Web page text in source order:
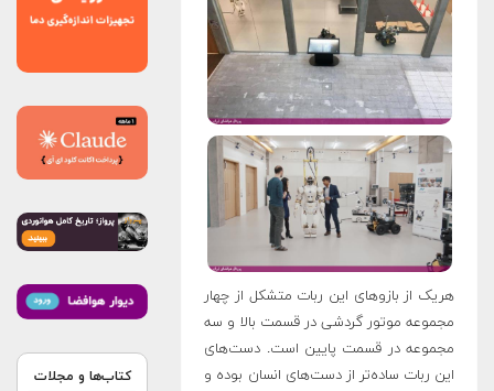
هریک از بازوهای این ربات متشکل از چهار
مجموعه موتور گردشی در قسمت بالا و سه
مجموعه در قسمت پایین است. دست‌های
این ربات ساده‌تر از دست‌های انسان بوده و
کتاب‌ها و مجلات